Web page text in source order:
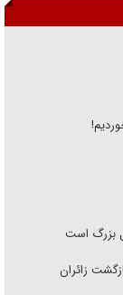
بزرگ است